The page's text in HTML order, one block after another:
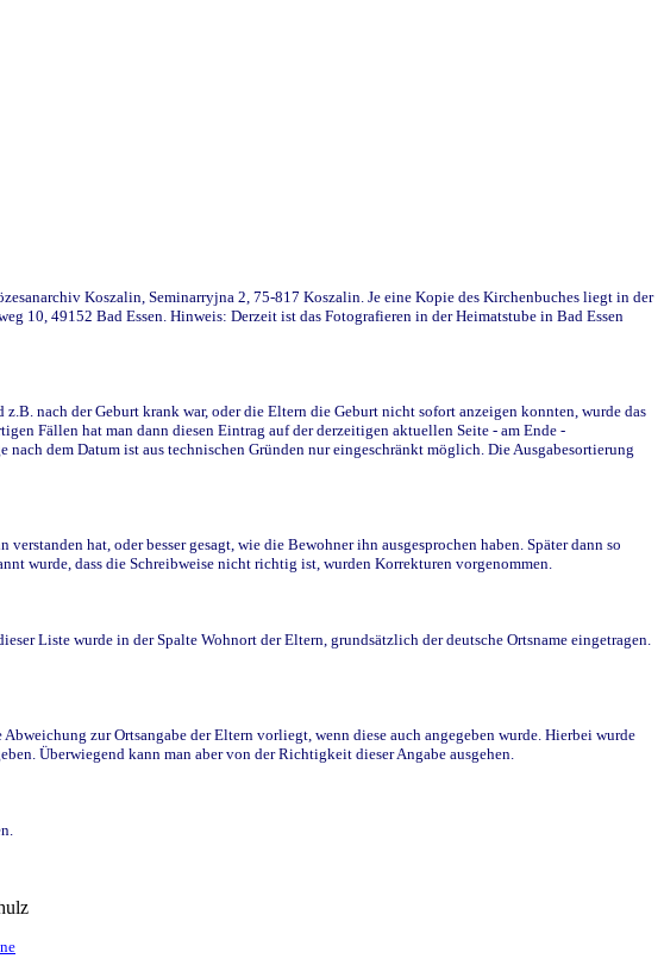
Koszalin, Seminarryjna 2, 75-817 Koszalin. Je eine Kopie des Kirchenbuches liegt in der
10, 49152 Bad Essen. Hinweis: Derzeit ist das Fotografieren in der Heimatstube in Bad Essen
nach der Geburt krank war, oder die Eltern die Geburt nicht sofort anzeigen konnten, wurde das
Fällen hat man dann diesen Eintrag auf der derzeitigen aktuellen Seite - am Ende -
dem Datum ist aus technischen Gründen nur eingeschränkt möglich. Die Ausgabesortierung
hat, oder besser gesagt, wie die Bewohner ihn ausgesprochen haben. Später dann so
wurde, dass die Schreibweise nicht richtig ist, wurden Korrekturen vorgenommen.
Liste wurde in der Spalte Wohnort der Eltern, grundsätzlich der deutsche Ortsname eingetragen.
zur Ortsangabe der Eltern vorliegt, wenn diese auch angegeben wurde. Hierbei wurde
Überwiegend kann man aber von der Richtigkeit dieser Angabe ausgehen.